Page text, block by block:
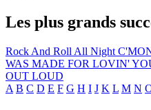
Les plus grands
Rock And Roll All Night
WAS MADE FOR LOVIN'
OUT LOUD
A B C D E F G H I J K L M N